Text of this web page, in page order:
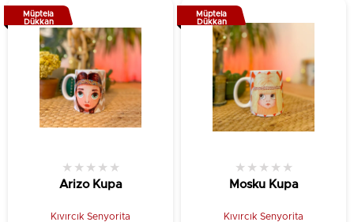
Arizo Kupa
★ ★ ★ ★ ★
Kıvırcık Senyorita
Müptela
Dükkan
Mosku Kupa
★ ★ ★ ★ ★
Kıvırcık Senyorita
Müptela
Dükkan